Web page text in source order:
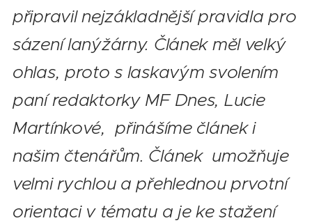
připravil nejzákladnější pravidla pro
sázení lanýžárny. Článek měl velký
ohlas, proto s laskavým svolením
paní redaktorky MF Dnes, Lucie
Martínkové, přinášíme článek i
našim čtenářům. Článek umožňuje
velmi rychlou a přehlednou prvotní
orientaci v tématu a je ke stažení